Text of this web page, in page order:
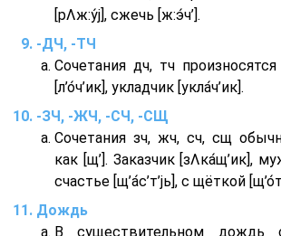
[рΛж:у́j], сжечь [ж:э́ч’].
-ДЧ, -ТЧ
Сочетания дч, тч
[л’о́ч’ик], укладчик [укла́ч’ик].
-ЗЧ, -ЖЧ, -СЧ, -СЩ
Сочетания зч, жч, сч, сщ
как [щ’]. Заказчик [зΛка́щ’ик],
счастье [щ’а́с’т’jь], с щёткой
Дождь
В существительном дождь